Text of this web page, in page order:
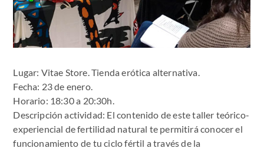
Lugar: Vitae Store. Tienda erótica alternativa.
Fecha: 23 de enero.
Horario: 18:30 a 20:30h.
Descripción actividad: El contenido de este taller teórico-
experiencial de fertilidad natural te permitirá conocer el
funcionamiento de tu ciclo fértil a través de la